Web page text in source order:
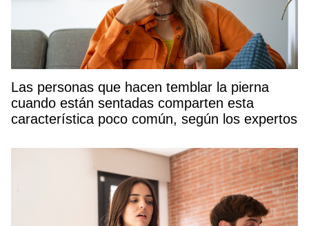
Las personas que hacen temblar la pierna
cuando están sentadas comparten esta
característica poco común, según los expertos